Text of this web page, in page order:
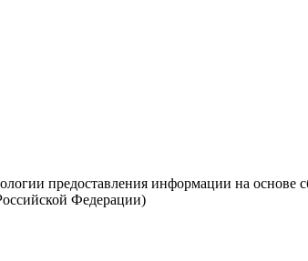
предоставления информации на основе
Федерации)